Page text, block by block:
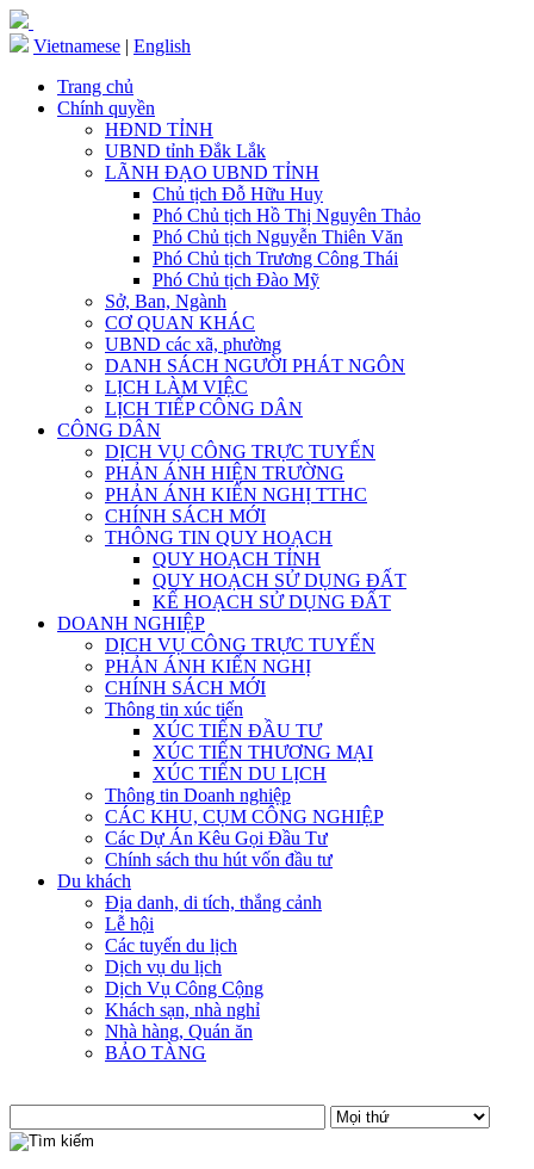
Vietnamese | English
Trang chủ
Chính quyền
HĐND TỈNH
UBND tỉnh Đắk Lắk
LÃNH ĐẠO UBND TỈNH
Chủ tịch Đỗ Hữu Huy
Phó Chủ tịch Hồ Thị Nguyên Thảo
Phó Chủ tịch Nguyễn Thiên Văn
Phó Chủ tịch Trương Công Thái
Phó Chủ tịch Đào Mỹ
Sở, Ban, Ngành
CƠ QUAN KHÁC
UBND các xã, phường
DANH SÁCH NGƯỜI PHÁT NGÔN
LỊCH LÀM VIỆC
LỊCH TIẾP CÔNG DÂN
CÔNG DÂN
DỊCH VỤ CÔNG TRỰC TUYẾN
PHẢN ÁNH HIỆN TRƯỜNG
PHẢN ÁNH KIẾN NGHỊ TTHC
CHÍNH SÁCH MỚI
THÔNG TIN QUY HOẠCH
QUY HOẠCH TỈNH
QUY HOẠCH SỬ DỤNG ĐẤT
KẾ HOẠCH SỬ DỤNG ĐẤT
DOANH NGHIỆP
DỊCH VỤ CÔNG TRỰC TUYẾN
PHẢN ÁNH KIẾN NGHỊ
CHÍNH SÁCH MỚI
Thông tin xúc tiến
XÚC TIẾN ĐẦU TƯ
XÚC TIẾN THƯƠNG MẠI
XÚC TIẾN DU LỊCH
Thông tin Doanh nghiệp
CÁC KHU, CỤM CÔNG NGHIỆP
Các Dự Án Kêu Gọi Đầu Tư
Chính sách thu hút vốn đầu tư
Du khách
Địa danh, di tích, thắng cảnh
Lễ hội
Các tuyến du lịch
Dịch vụ du lịch
Dịch Vụ Công Cộng
Khách sạn, nhà nghỉ
Nhà hàng, Quán ăn
BẢO TÀNG